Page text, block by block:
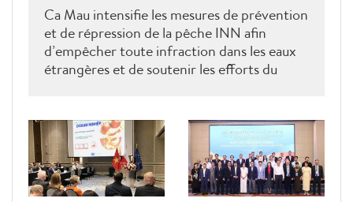
Ca Mau intensifie les mesures de prévention
et de répression de la pêche INN afin
d’empêcher toute infraction dans les eaux
étrangères et de soutenir les efforts du